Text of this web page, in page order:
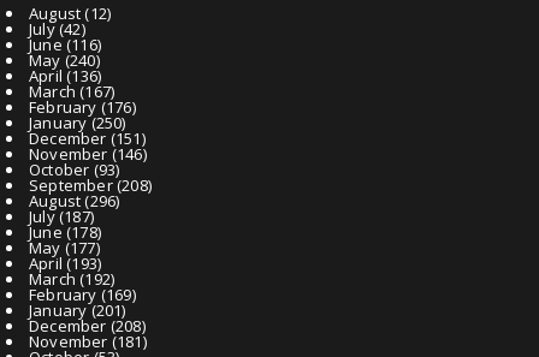
August(12)
July(42)
June(116)
May (240)
April (136)
March (167)
February (176)
January(250)
December (151)
November (146)
October (93)
September(208)
August(296)
July(187)
June(178)
May (177)
April (193)
March (192)
February (169)
January(201)
December (208)
November (181)